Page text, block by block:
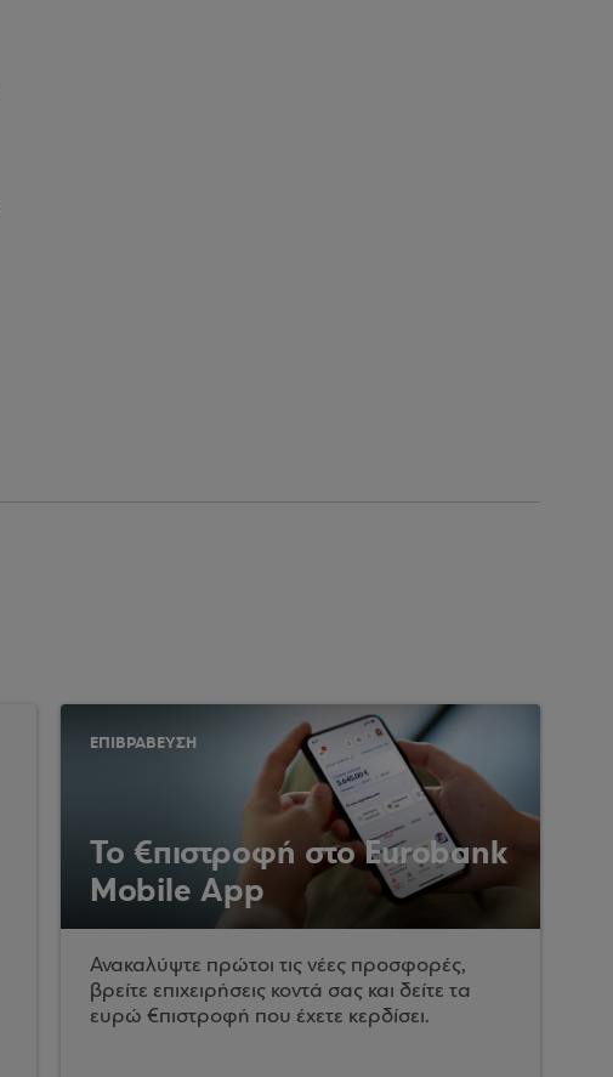
ΕΠΙΒΡΑΒΕΥΣΗ
Το €πιστροφή στο Eurobank
Mobile App
Ανακαλύψτε πρώτοι τις νέες προσφορές,
βρείτε επιχειρήσεις κοντά σας και δείτε τα
ευρώ €πιστροφή που έχετε κερδίσει.